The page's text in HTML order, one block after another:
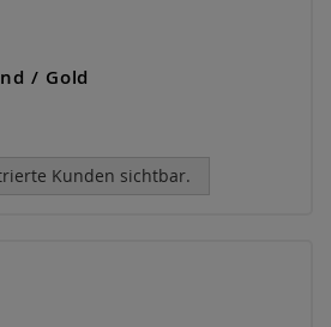
/ Gold
Kunden sichtbar.